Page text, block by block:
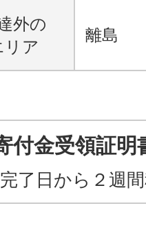
外の
リア
離島
付金受領証明
了日から２週